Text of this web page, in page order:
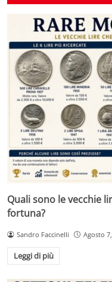
Quali sono le vecchie
fortuna?
Sandro Faccinelli Agosto
Leggi di più